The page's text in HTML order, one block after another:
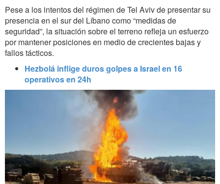
Pese a los intentos del régimen de Tel Aviv de presentar su
presencia en el sur del Líbano como “medidas de
seguridad”, la situación sobre el terreno refleja un esfuerzo
por mantener posiciones en medio de crecientes bajas y
fallos tácticos.
Hezbolá inflige duros golpes a Israel en 16
operativos en 24h